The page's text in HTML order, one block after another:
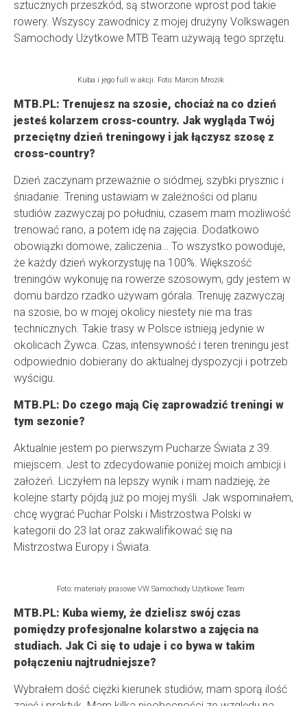
sztucznych przeszkód, są stworzone wprost pod takie
rowery. Wszyscy zawodnicy z mojej drużyny Volkswagen
Samochody Użytkowe MTB Team używają tego sprzętu.
Kuba i jego full w akcji. Foto: Marcin Mrozik
MTB.PL: Trenujesz na szosie, chociaż na co dzień
jesteś kolarzem cross-country. Jak wygląda Twój
przeciętny dzień treningowy i jak łączysz szosę z
cross-country?
Dzień zaczynam przeważnie o siódmej, szybki prysznic i
śniadanie. Trening ustawiam w zależności od planu
studiów zazwyczaj po południu, czasem mam możliwość
trenować rano, a potem idę na zajęcia. Dodatkowo
obowiązki domowe, zaliczenia… To wszystko powoduje,
że każdy dzień wykorzystuję na 100%. Większość
treningów wykonuję na rowerze szosowym, gdy jestem w
domu bardzo rzadko używam górala. Trenuję zazwyczaj
na szosie, bo w mojej okolicy niestety nie ma tras
technicznych. Takie trasy w Polsce istnieją jedynie w
okolicach Żywca. Czas, intensywność i teren treningu jest
odpowiednio dobierany do aktualnej dyspozycji i potrzeb
wyścigu.
MTB.PL: Do czego mają Cię zaprowadzić treningi w
tym sezonie?
Aktualnie jestem po pierwszym Pucharze Świata z 39.
miejscem. Jest to zdecydowanie poniżej moich ambicji i
założeń. Liczyłem na lepszy wynik i mam nadzieję, że
kolejne starty pójdą już po mojej myśli. Jak wspominałem,
chcę wygrać Puchar Polski i Mistrzostwa Polski w
kategorii do 23 lat oraz zakwalifikować się na
Mistrzostwa Europy i Świata.
Foto: materiały prasowe VW Samochody Użytkowe Team
MTB.PL: Kuba wiemy, że dzielisz swój czas
pomiędzy profesjonalne kolarstwo a zajęcia na
studiach. Jak Ci się to udaje i co bywa w takim
połączeniu najtrudniejsze?
Wybrałem dość ciężki kierunek studiów, mam sporą ilość